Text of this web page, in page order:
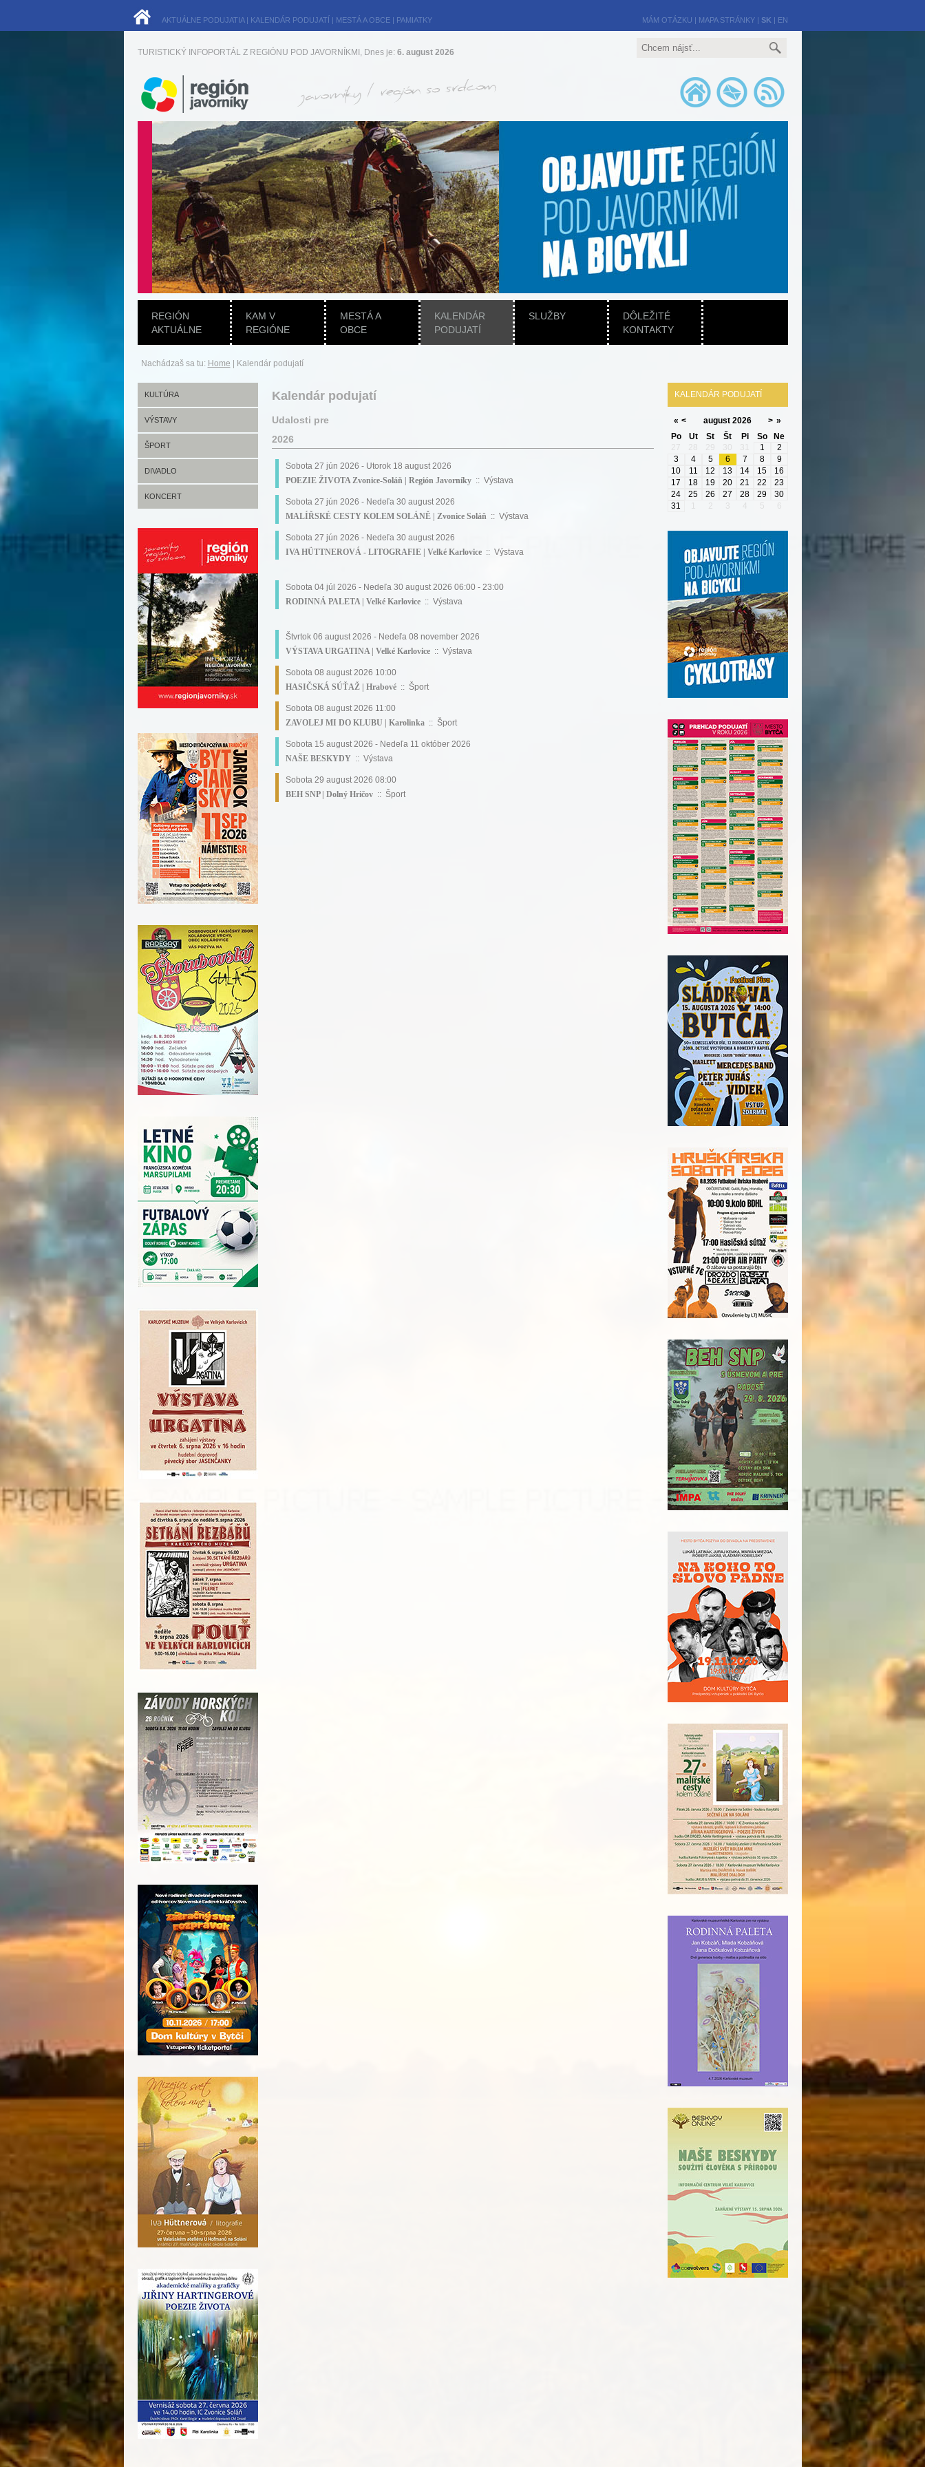
AKTUÁLNE PODUJATIA| KALENDÁR PODUJATÍ | MESTÁ A OBCE| PAMIATKY MÁM OTÁZKU | MAPA STRÁNKY| SK | EN
TURISTICKÝ INFOPORTÁL Z REGIÓNU POD JAVORNÍKMI, Dnes je: 6. august 2026
REGIÓN
AKTUÁLNE
KAM V
REGIÓNE
MESTÁ A
OBCE
KALENDÁR
PODUJATÍ
SLUŽBY
DÔLEŽITÉ
KONTAKTY
Nachádzaš sa tu: Home Kalendár podujatí
KULTÚRA
VÝSTAVY
ŠPORT
DIVADLO
KONCERT
Kalendár podujatí
Udalosti pre
2026
Sobota 27 jún 2026 - Utorok 18 august 2026
POEZIE ŽIVOTA Zvonice-Soláň | Región Javorníky:: Výstava
Sobota 27 jún 2026 - Nedeľa 30 august 2026
MALÍŘSKÉ CESTY KOLEM SOLÁNĚ | Zvonice Soláň:: Výstava
Sobota 27 jún 2026 - Nedeľa 30 august 2026
IVA HÜTTNEROVÁ - LITOGRAFIE | Velké Karlovice:: Výstava
Sobota 04 júl 2026 - Nedeľa 30 august 2026 06:00 - 23:00
RODINNÁ PALETA | Velké Karlovice:: Výstava
Štvrtok 06 august 2026 - Nedeľa 08 november 2026
VÝSTAVA URGATINA | Velké Karlovice:: Výstava
Sobota 08 august 2026 10:00
HASIČSKÁ SÚŤAŽ | Hrabové:: Šport
Sobota 08 august 2026 11:00
ZAVOLEJ MI DO KLUBU | Karolinka:: Šport
Sobota 15 august 2026 - Nedeľa 11 október 2026
NAŠE BESKYDY:: Výstava
Sobota 29 august 2026 08:00
BEH SNP | Dolný Hričov:: Šport
KALENDÁR PODUJATÍ
« < august 2026 > »
Po
Ut St Št Pi So
Ne
27
28 29 30 31 1
2
3
4 5 6 7 8
9
10
11 12 13 14 15
16
17
18 19 20 21 22
23
24
25 26 27 28 29
30
31
2 3 5 6